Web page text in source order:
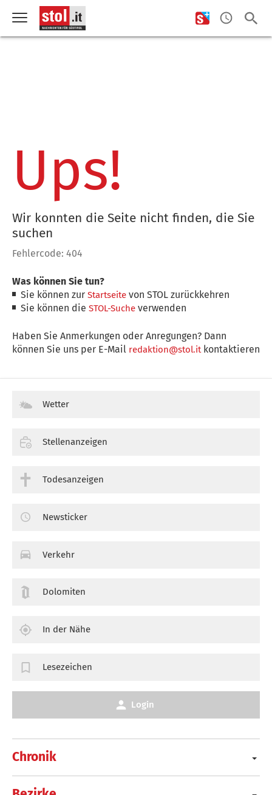
Ups!
Wir konnten die Seite nicht finden, die Sie
suchen
Fehlercode: 404
Was können Sie tun?
Sie können zurStartseite von STOL zurückkehren
Sie können dieSTOL-Suche verwenden
Haben Sie Anmerkungen oder Anregungen? Dann
können Sie uns per E-Mail redaktion@stol.itkontaktieren
Chronik
Wetter
Stellenanzeigen
Todesanzeigen
Newsticker
Verkehr
Dolomiten
In der Nähe
Lesezeichen
Login